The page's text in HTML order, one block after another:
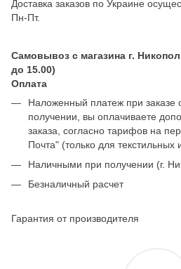
Доставка заказов по Украине
Пн-Пт.
Самовывоз с магазина г.
до 15.00)
Оплата
Наложенный платеж при заказе
получении, вы оплачиваете
заказа, согласно тарифов на
Почта" (только для текстильных
Наличными при получении (г.
Безналичный расчет
Гарантия от производителя